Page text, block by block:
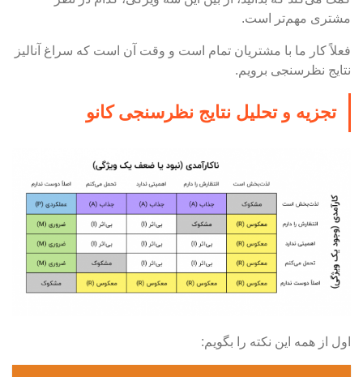
مشتری مهم‌تر است.
فعلاً کار ما با مشتریان تمام است و وقت آن است که سراغ آنالیز
نتایج نظرسنجی برویم.
تجزیه و تحلیل نتایج نظرسنجی کانو
اول از همه این نکته را بگویم: